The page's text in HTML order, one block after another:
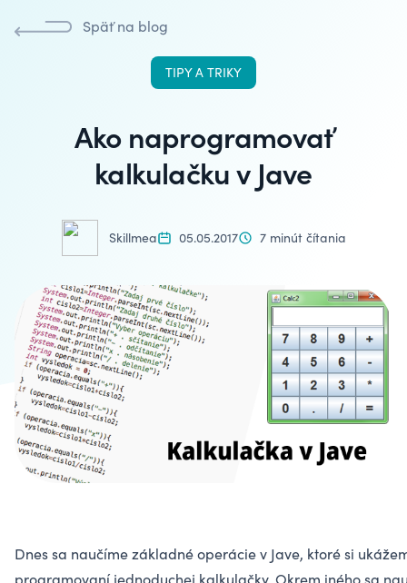
Späť na blog
TIPY A TRIKY
Ako naprogramovať
kalkulačku v Jave
Skillmea 05.05.2017 7 minút čítania
Dnes sa naučíme základné operácie v Jave, ktoré si
programovaní jednoduchej kalkulačky. Okrem iného sa